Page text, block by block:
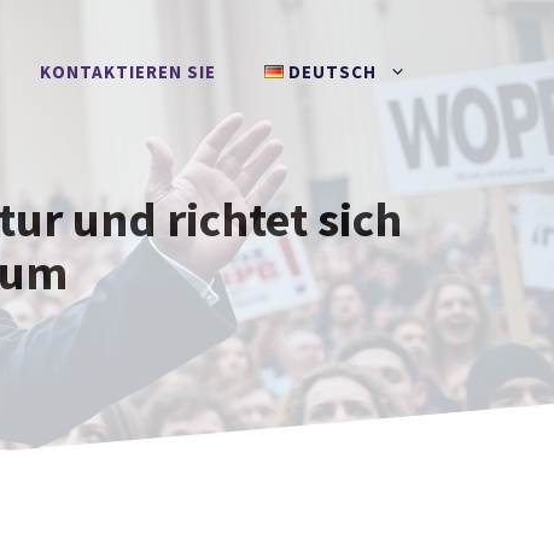
KONTAKTIEREN SIE DEUTSCH
und richtet sich